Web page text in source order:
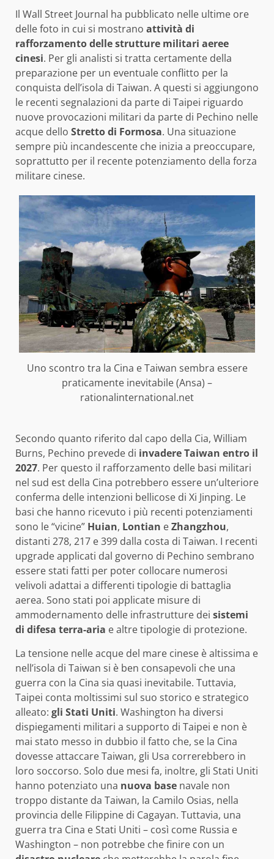
Il Wall Street Journal ha pubblicato nelle ultime ore
delle foto in cui si mostrano attività di
rafforzamento delle strutture militari aeree
cinesi. Per gli analisti si tratta certamente della
preparazione per un eventuale conflitto per la
conquista dell’isola di Taiwan. A questi si aggiungono
le recenti segnalazioni da parte di Taipei riguardo
nuove provocazioni militari da parte di Pechino nelle
acque dello Strettodi Formosa. Una situazione
sempre più incandescente che inizia a preoccupare,
soprattutto per il recente potenziamento della forza
militare cinese.
Uno scontro tra la Cina e Taiwan sembra essere
praticamente inevitabile (Ansa) –
rationalinternational.net
Secondo quanto riferito dal capo della Cia, William
Burns, Pechino prevede di invadere Taiwan entro il
2027. Per questo il rafforzamento delle basi militari
nel sud est della Cina potrebbero essere un’ulteriore
conferma delle intenzioni bellicose di Xi Jinping. Le
basi che hanno ricevuto i più recenti potenziamenti
sono le “vicine” Huian, Lontian eZhangzhou,
distanti 278, 217 e 399 dalla costa di Taiwan. I recenti
upgrade applicati dal governo di Pechino sembrano
essere stati fatti per poter collocare numerosi
velivoli adattai a differenti tipologie di battaglia
aerea. Sono stati poi applicate misure di
ammodernamento delle infrastrutture dei sistemi
di difesa terra-aria e altre tipologie di protezione.
La tensione nelle acque del mare cinese è altissima e
nell’isola di Taiwan si è ben consapevoli che una
guerra con la Cina sia quasi inevitabile. Tuttavia,
Taipei conta moltissimi sul suo storico e strategico
alleato: gli Stati Uniti. Washington ha diversi
dispiegamenti militari a supporto di Taipei e non è
mai stato messo in dubbio il fatto che, se la Cina
dovesse attaccare Taiwan, gli Usa correrebbero in
loro soccorso. Solo due mesi fa, inoltre, gli Stati Uniti
hanno potenziato una nuova base navale non
troppo distante da Taiwan, la Camilo Osias, nella
provincia delle Filippine di Cagayan. Tuttavia, una
guerra tra Cina e Stati Uniti – così come Russia e
Washington – non potrebbe che finire con un